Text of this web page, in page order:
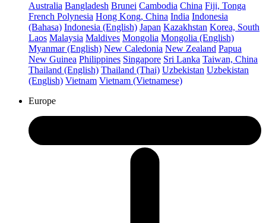
Australia Bangladesh Brunei Cambodia China Fiji, Tonga
French Polynesia Hong Kong, China India Indonesia
(Bahasa) Indonesia (English) Japan Kazakhstan Korea, South
Laos Malaysia Maldives Mongolia Mongolia (English)
Myanmar (English) New Caledonia New Zealand Papua
New Guinea Philippines Singapore Sri Lanka Taiwan, China
Thailand (English) Thailand (Thai) Uzbekistan Uzbekistan
(English) Vietnam Vietnam (Vietnamese)
Europe